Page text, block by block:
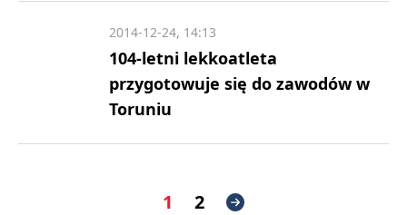
104-letni lekkoatleta
przygotowuje się do zawodów w
Toruniu
2014-12-24, 14:13
1 2